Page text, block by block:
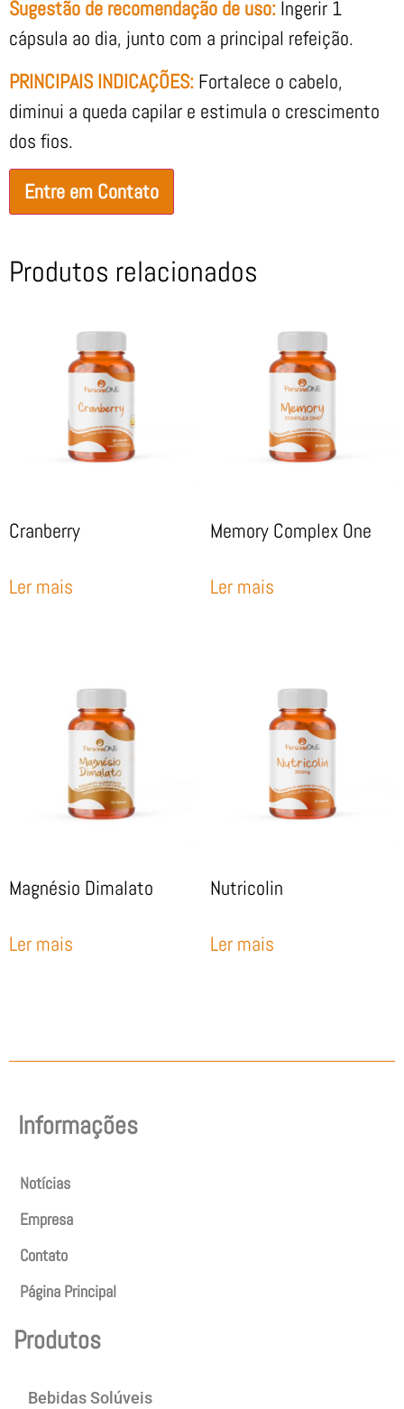
Sugestão de recomendação de uso: Ingerir 1
cápsula ao dia, junto com a principal refeição.
PRINCIPAIS INDICAÇÕES: Fortalece o cabelo,
diminui a queda capilar e estimula o crescimento
dos fios.
Entre em Contato
Produtos relacionados
Cranberry
Ler mais
Memory Complex One
Ler mais
Magnésio Dimalato
Ler mais
Nutricolin
Ler mais
Informações
Notícias
Empresa
Contato
Página Principal
Produtos
Bebidas Solúveis